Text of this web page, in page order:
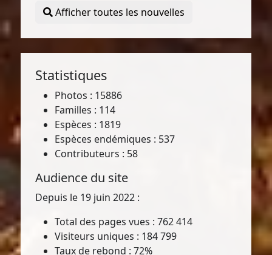
Afficher toutes les nouvelles
Statistiques
Photos : 15886
Familles : 114
Espèces : 1819
Espèces endémiques : 537
Contributeurs : 58
Audience du site
Depuis le 19 juin 2022 :
Total des pages vues : 762 414
Visiteurs uniques : 184 799
Taux de rebond : 72%